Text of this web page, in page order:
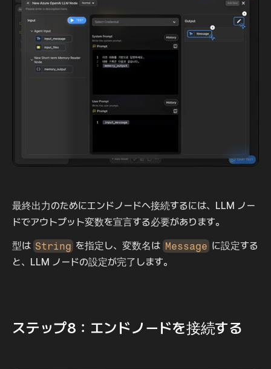
最終出力のためにエンドノードへ接続するには、LLM ノー
ドでアウトプット変数を宣言する必要があります。
型は String を指定し、変数名は Message に設定する
と、LLM ノードの設定が完了します。
ステップ8：エンドノードを接続する